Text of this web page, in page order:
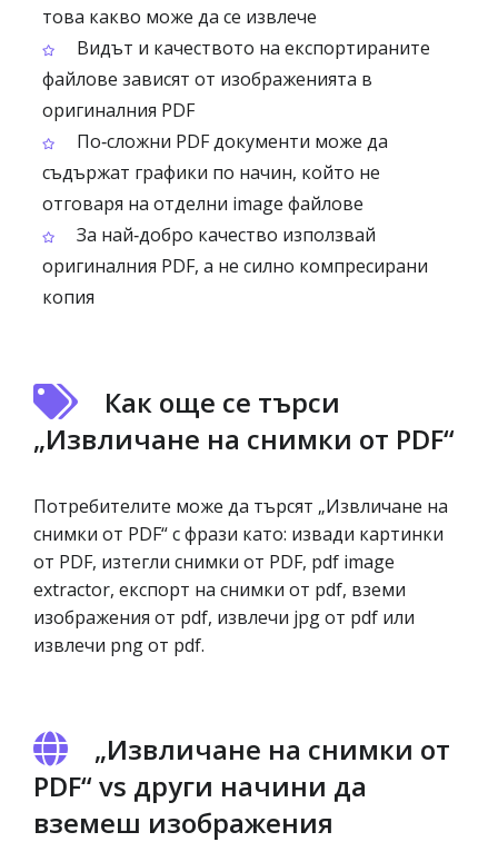
това какво може да се извлече
Видът и качеството на експортираните
файлове зависят от изображенията в
оригиналния PDF
По‑сложни PDF документи може да
съдържат графики по начин, който не
отговаря на отделни image файлове
За най‑добро качество използвай
оригиналния PDF, а не силно компресирани
копия
Как още се търси
„Извличане на снимки от PDF“
Потребителите може да търсят „Извличане на
снимки от PDF“ с фрази като: извади картинки
от PDF, изтегли снимки от PDF, pdf image
extractor, експорт на снимки от pdf, вземи
изображения от pdf, извлечи jpg от pdf или
извлечи png от pdf.
„Извличане на снимки от
PDF“ vs други начини да
вземеш изображения